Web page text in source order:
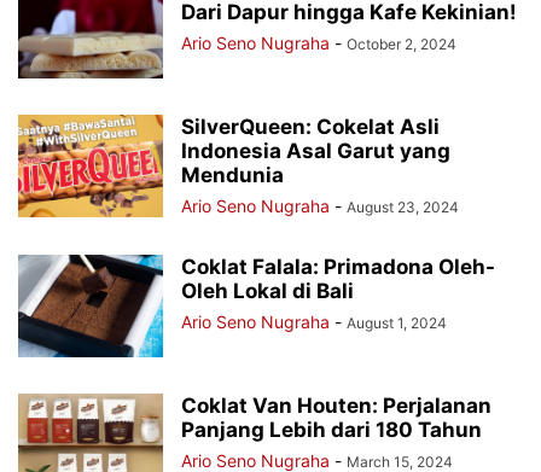
Dari Dapur hingga Kafe Kekinian!
Ario Seno Nugraha - October 2, 2024
SilverQueen: Cokelat Asli
Indonesia Asal Garut yang
Mendunia
Ario Seno Nugraha - August 23, 2024
Coklat Falala: Primadona Oleh-
Oleh Lokal di Bali
Ario Seno Nugraha - August 1, 2024
Coklat Van Houten: Perjalanan
Panjang Lebih dari 180 Tahun
Ario Seno Nugraha - March 15, 2024